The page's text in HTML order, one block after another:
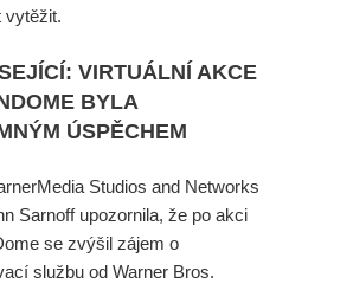
vytěžit.
VIRTUÁLNÍ AKCE
BYLA
ÚSPĚCHEM
Studios and Networks
Sarnoff upozornila, že po akci
se zvýšil zájem o
službu od Warner Bros.